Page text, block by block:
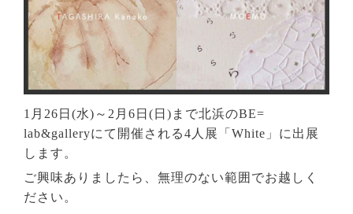
1月26日(水)～2月6日(日)まで北浜のBE=
lab&galleryにて開催される4人展「White」に出展
します。
ご興味ありましたら、無理のない範囲でお越しく
ださい。